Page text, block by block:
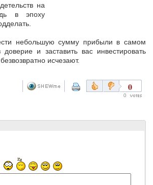
на
в эпоху
небольшую сумму прибыли в самом
и заставить вас инвестировать
исчезают.
0
0